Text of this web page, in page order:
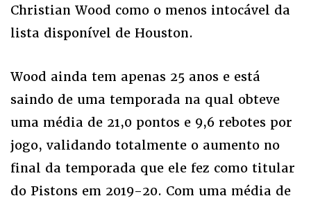
Christian Wood como o menos intocável da
lista disponível de Houston.
Wood ainda tem apenas 25 anos e está
saindo de uma temporada na qual obteve
uma média de 21,0 pontos e 9,6 rebotes por
jogo, validando totalmente o aumento no
final da temporada que ele fez como titular
do Pistons em 2019-20. Com uma média de